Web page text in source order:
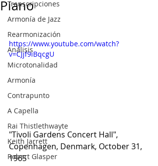
Transcripciones
Armonía de Jazz
Rearmonización
Análisis
Microtonalidad
Armonía
Contrapunto
A Capella
Rai Thistlethwayte
Keith Jarrett
Robert Glasper
Piano
https://www.youtube.com/watch?
v=CJjf9iBqcgU
"Tivoli Gardens Concert Hall",
Copenhagen, Denmark, October 31,
1965